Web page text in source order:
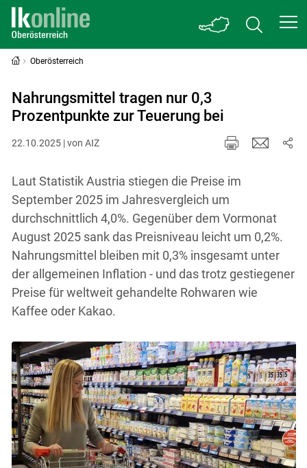
Oberösterreich
Nahrungsmittel tragen nur 0,3
Prozentpunkte zur Teuerung bei
22.10.2025 | von AIZ
Laut Statistik Austria stiegen die Preise im
September 2025 im Jahresvergleich um
durchschnittlich 4,0%. Gegenüber dem Vormonat
August 2025 sank das Preisniveau leicht um 0,2%.
Nahrungsmittel bleiben mit 0,3% insgesamt unter
der allgemeinen Inflation - und das trotz gestiegener
Preise für weltweit gehandelte Rohwaren wie
Kaffee oder Kakao.